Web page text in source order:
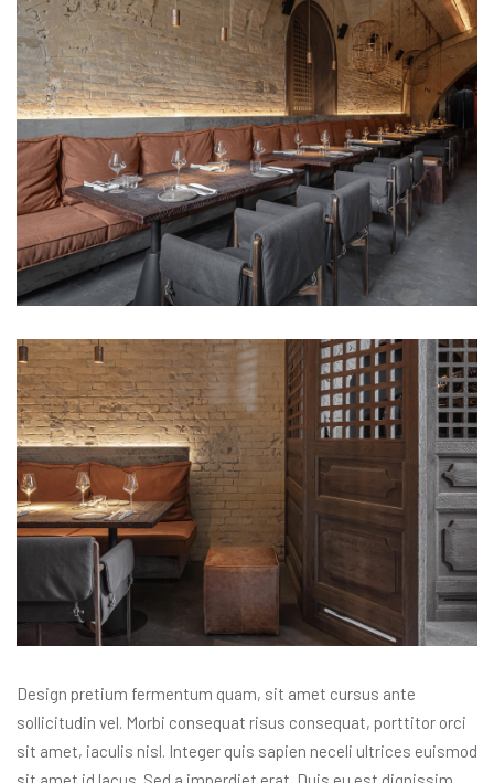
Design pretium fermentum quam, sit amet cursus ante
sollicitudin vel. Morbi consequat risus consequat, porttitor orci
sit amet, iaculis nisl. Integer quis sapien neceli ultrices euismod